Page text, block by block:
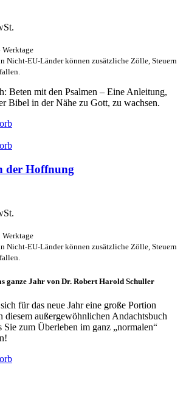
Nicht-EU-Länder können zusätzliche Zölle, Steuern
Beten mit den Psalmen – Eine Anleitung,
Bibel in der Nähe zu Gott, zu wachsen.
der Hoffnung
Nicht-EU-Länder können zusätzliche Zölle, Steuern
ganze Jahr von Dr. Robert Harold Schuller
für das neue Jahr eine große Portion
diesem außergewöhnlichen Andachtsbuch
Sie zum Überleben im ganz „normalen“